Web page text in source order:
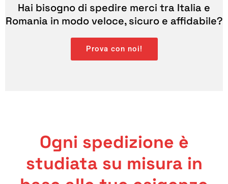
Hai bisogno di spedire merci tra Italia e
Romania in modo veloce, sicuro e affidabile?
Prova con noi!
Ogni spedizione è
studiata su misura in